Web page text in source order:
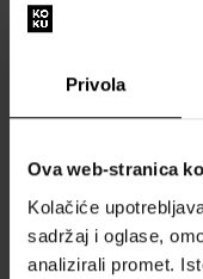
Privola
Ova web-stranica
Kolačiće
sadržaj i oglase,
analizirali promet.
Noir Parfemska voda
100ml - Parfemske
Muškarci
Dostupno